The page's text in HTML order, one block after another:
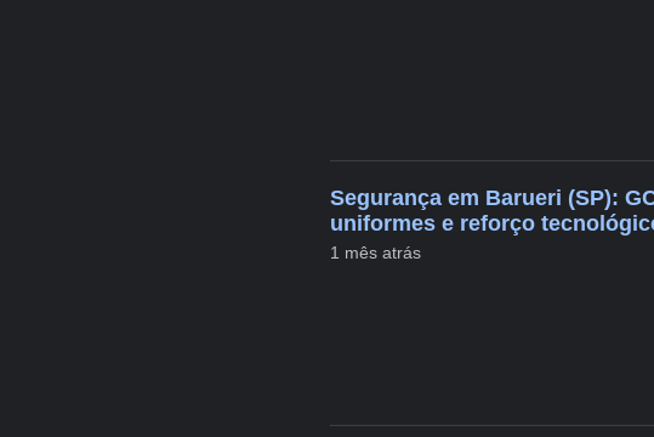
Segurança em Barueri (SP):
uniformes e reforço
1 mês atrás